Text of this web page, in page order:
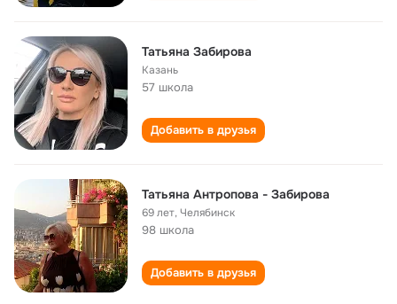
Татьяна Забирова
Казань
57 школа
Добавить в друзья
Татьяна Антропова - Забирова
69 лет,Челябинск
98 школа
Добавить в друзья